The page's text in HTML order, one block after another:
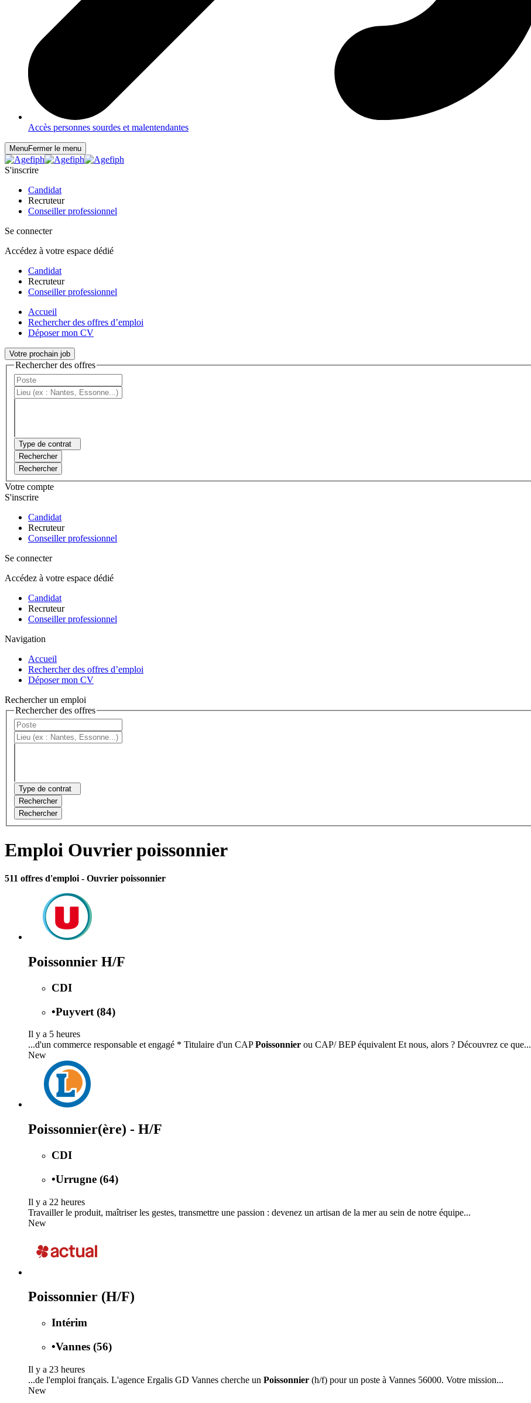
Accès personnes sourdes et malentendantes
MenuFermer le menu
S'inscrire
Candidat
Recruteur
Conseiller professionnel
Se connecter
Accédez à votre espace dédié
Candidat
Recruteur
Conseiller professionnel
Accueil
Rechercher des offres d’emploi
Déposer mon CV
Votre prochain job
Rechercher des offres
Type de contrat
Rechercher
Rechercher
Votre compte
S'inscrire
Candidat
Recruteur
Conseiller professionnel
Se connecter
Accédez à votre espace dédié
Candidat
Recruteur
Conseiller professionnel
Navigation
Accueil
Rechercher des offres d’emploi
Déposer mon CV
Rechercher un emploi
Rechercher des offres
Type de contrat
Rechercher
Rechercher
Emploi Ouvrier poissonnier
511 offres d'emploi - Ouvrier poissonnier
Poissonnier H/F
CDI
•Puyvert (84)
Il y a 5 heures
...d'un commerce responsable et engagé * Titulaire d'un CAPPoissonnier ou CAP/ BEP équivalent Et nous, alors ? Découvrez ce que...
New
Poissonnier(ère) - H/F
CDI
•Urrugne (64)
Il y a 22 heures
Travailler le produit, maîtriser les gestes, transmettre une passion : devenez un artisan de la mer au sein de notre équipe...
New
Poissonnier (H/F)
Intérim
•Vannes (56)
Il y a 23 heures
...de l'emploi français. L'agence Ergalis GD Vannes cherche un Poissonnier (h/f) pour un poste à Vannes 56000. Votre mission...
New